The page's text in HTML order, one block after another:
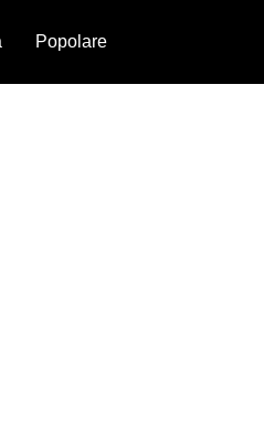
Popolare